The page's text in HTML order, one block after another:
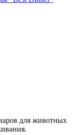
для животных